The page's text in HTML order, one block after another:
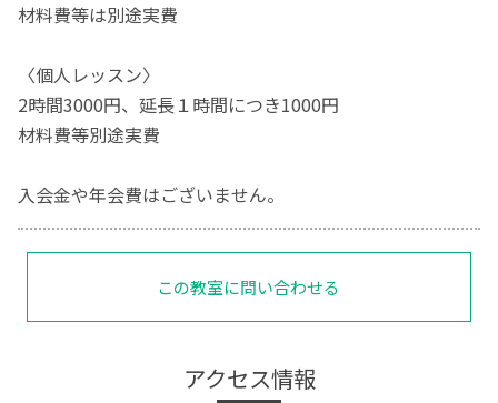
材料費等は別途実費
〈個人レッスン〉
2時間3000円、延長１時間につき1000円
材料費等別途実費
入会金や年会費はございません。
この教室に問い合わせる
アクセス情報